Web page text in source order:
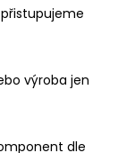
výroba jen
dle